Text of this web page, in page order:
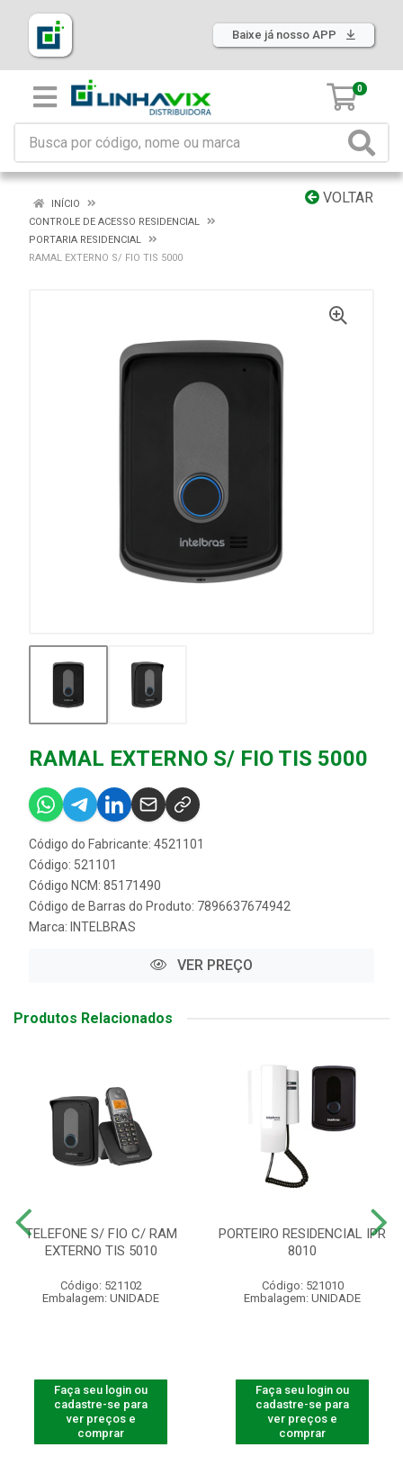
Baixe já nosso APP
0
VOLTAR
INÍCIO
CONTROLE DE ACESSO RESIDENCIAL
PORTARIA RESIDENCIAL
RAMAL EXTERNO S/ FIO TIS 5000
RAMAL EXTERNO S/ FIO TIS 5000
Código do Fabricante: 4521101
Código: 521101
Código NCM: 85171490
Código de Barras do Produto: 7896637674942
Marca: INTELBRAS
VER PREÇO
Produtos Relacionados
TELEFONE S/ FIO C/ RAM
EXTERNO TIS 5010
Código: 521102
Embalagem: UNIDADE
Faça seu login ou
cadastre-se para
ver preços e
comprar
PORTEIRO RESIDENCIAL IPR
8010
Código: 521010
Embalagem: UNIDADE
Faça seu login ou
cadastre-se para
ver preços e
comprar